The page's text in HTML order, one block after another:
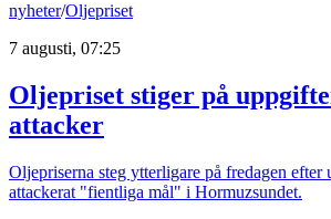
nyheter/Oljepriset
7 augusti, 07:25
Oljepriset stiger på
attacker
Oljepriserna steg ytterligare på fredagen efter
attackerat "fientliga mål" i Hormuzsundet.